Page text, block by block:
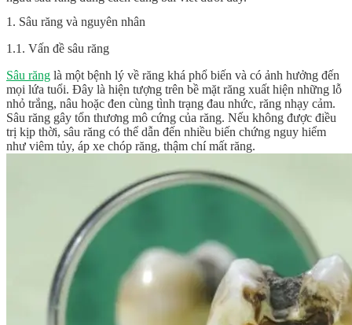
1. Sâu răng và nguyên nhân
1.1. Vấn đề sâu răng
Sâu răng là một bệnh lý về răng khá phổ biến và có ảnh hưởng đến
mọi lứa tuổi. Đây là hiện tượng trên bề mặt răng xuất hiện những lỗ
nhỏ trắng, nâu hoặc đen cùng tình trạng đau nhức, răng nhạy cảm.
Sâu răng gây tổn thương mô cứng của răng. Nếu không được điều
trị kịp thời, sâu răng có thể dẫn đến nhiều biến chứng nguy hiểm
như viêm tủy, áp xe chóp răng, thậm chí mất răng.